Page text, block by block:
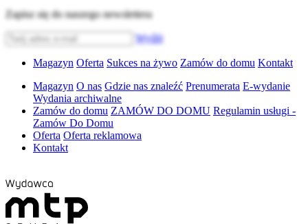
Zapisz się do naszego newslettera
Wyślij
Magazyn Oferta Sukces na żywo Zamów do domu Kontakt
Magazyn O nas Gdzie nas znaleźć Prenumerata E-wydanie
Wydania archiwalne
Zamów do domu ZAMÓW DO DOMU Regulamin usługi -
Zamów Do Domu
Oferta Oferta reklamowa
Kontakt